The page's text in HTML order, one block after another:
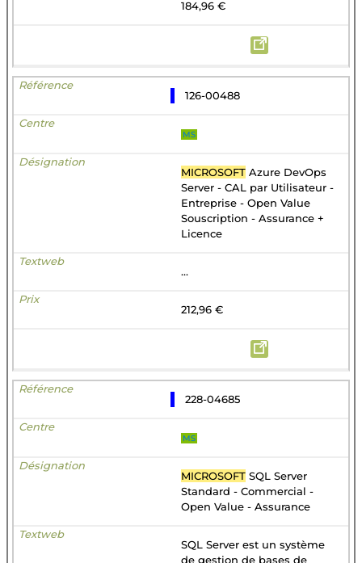
184,96 €
126-00488
MS
MICROSOFT Azure DevOps
Server - CAL par Utilisateur -
Entreprise - Open Value
Souscription - Assurance +
Licence
...
212,96 €
228-04685
MS
MICROSOFT SQL Server
Standard - Commercial -
Open Value - Assurance
SQL Server est un système
de gestion de bases de